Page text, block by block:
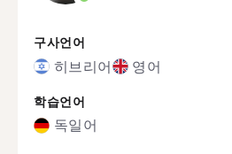
구사언어
히브리어 영어
학습언어
독일어